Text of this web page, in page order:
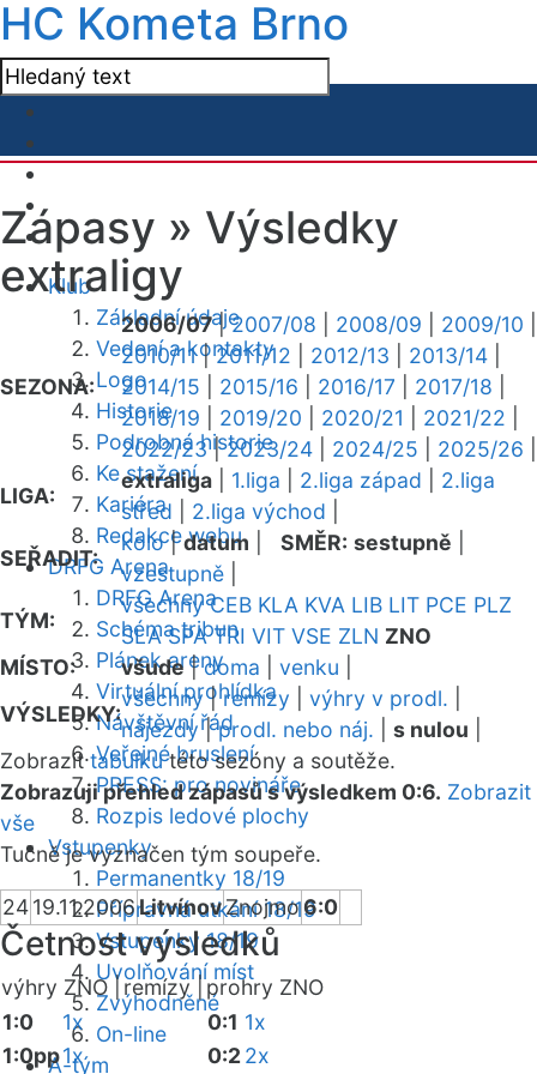
HC Kometa Brno
Klub
Základní údaje
Vedení a kontakty
Logo
Historie
Podrobná historie
Ke stažení
Kariéra
Redakce webu
DRFG Arena
DRFG Arena
Schéma tribun
Plánek areny
Virtuální prohlídka
Návštěvní řád
Veřejné bruslení
PRESS: pro novináře
Rozpis ledové plochy
Vstupenky
Permanentky 18/19
Přípravná utkání 18/19
Vstupenky 18/19
Uvolňování míst
Zvýhodněné
On-line
A-tým
Zápasy » Výsledky
extraligy
SEZONA:
2006/07|2007/08 2008/09 2009/10
2010/11|2011/12 2012/13 2013/14
2014/15
2015/16 2016/17 2017/18
2018/19
2019/20 2020/21 2021/22
2022/23|2023/24 2024/25 2025/26
LIGA:
extraliga 1.liga 2.liga západ
2.liga
střed
2.liga východ
SEŘADIT:
kolo|datum SMĚR: sestupně
vzestupně
TÝM:
všechny CEB KLA KVA LIB LIT PCE PLZ
SLA SPA TRI VIT VSE ZLN ZNO
MÍSTO:
všude|doma venku
VÝSLEDKY:
všechny|remízy výhry v prodl.
nájezdy|prodl. nebo náj. s nulou
Zobrazittabulkutéto sezóny a soutěže.
Zobrazuji přehled zápasů s výsledkem 0:6. Zobrazit
vše
Tučně je vyznačen tým soupeře.
2419.11.2006LitvínovZnojmo6:0
Četnost výsledků
výhry ZNO | remízy | prohry ZNO
1:0
1x
1:0pp1x
0:1 1x
0:22x